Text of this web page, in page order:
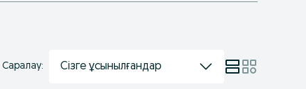
Саралау: Сізге ұсынылғандар